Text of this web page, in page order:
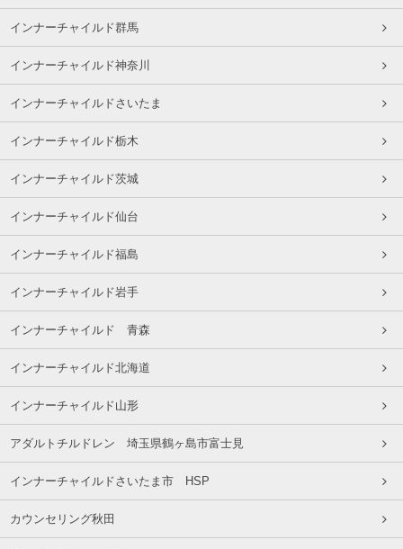
インナーチャイルド群馬
インナーチャイルド神奈川
インナーチャイルドさいたま
インナーチャイルド栃木
インナーチャイルド茨城
インナーチャイルド仙台
インナーチャイルド福島
インナーチャイルド岩手
インナーチャイルド 青森
インナーチャイルド北海道
インナーチャイルド山形
アダルトチルドレン 埼玉県鶴ヶ島市富士見
インナーチャイルドさいたま市 HSP
カウンセリング秋田